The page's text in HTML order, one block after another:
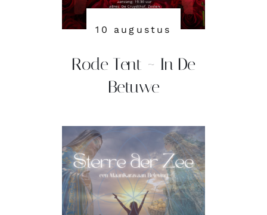
10 augustus
Rode Tent ~ In De
Betuwe
Sterre der Zee